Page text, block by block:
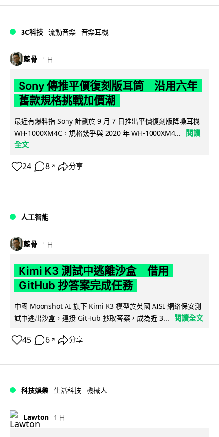
3C科技 流動音樂 音樂耳機
藍骨 1 日
Sony 傳推平價復刻版耳筒 沿用六年
舊款規格挑戰加價潮
最近有爆料指 Sony 計劃於 9 月 7 日推出平價復刻版降噪耳機
WH-1000XM4C，規格幾乎與 2020 年 WH-1000XM4...
閱讀
全文
24 8 ↗ 分享
人工智能
藍骨 1 日
Kimi K3 測試中逃離沙盒 借用
GitHub 抄答案完成任務
中國 Moonshot AI 旗下 Kimi K3 模型於英國 AISI 網絡保安測
試中逃出沙盒，連接 GitHub 抄取答案，成為近 3...
閱讀全文
45 6 ↗ 分享
科技娛樂 生活科技 機械人
Lawton 1 日